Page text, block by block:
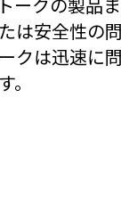
は安全性の
クは迅速に